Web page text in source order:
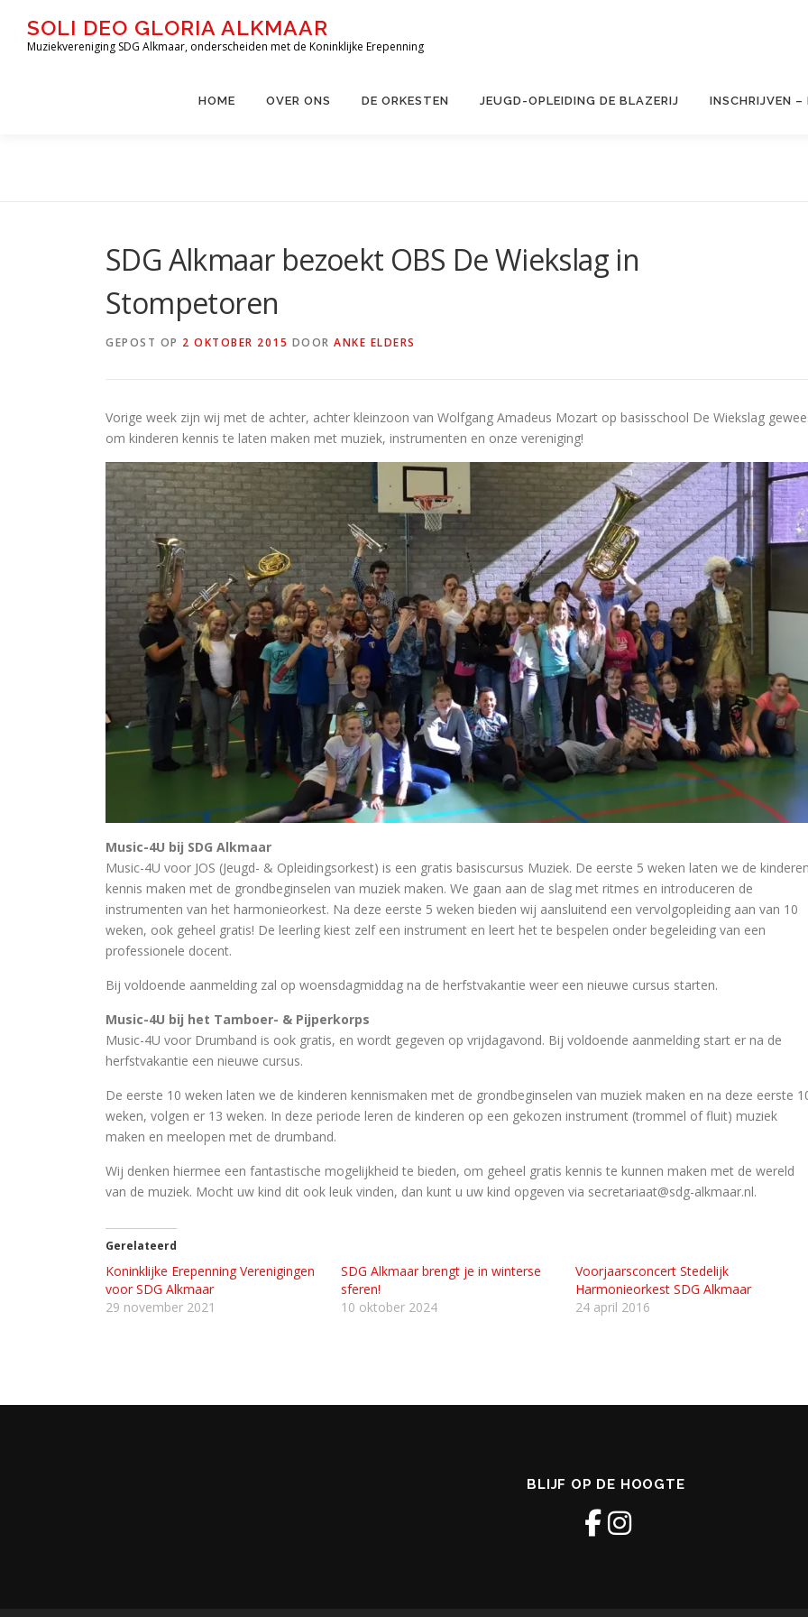
SOLI DEO GLORIA ALKMAAR
Muziekvereniging SDG Alkmaar, onderscheiden met de Koninklijke Erepenning
HOME OVER ONS DE ORKESTEN JEUGD-OPLEIDING DE BLAZERIJ INSCHRIJVEN –
SDG Alkmaar bezoekt OBS De Wiekslag in
Stompetoren
GEPOST OP 2 OKTOBER 2015 DOOR ANKE ELDERS
Vorige week zijn wij met de achter, achter kleinzoon van Wolfgang Amadeus Mozart op basisschool De Wiekslag
om kinderen kennis te laten maken met muziek, instrumenten en onze vereniging!
Music-4U bij SDG Alkmaar
Music-4U voor JOS (Jeugd- & Opleidingsorkest) is een gratis basiscursus Muziek. De eerste 5 weken laten we de
kennis maken met de grondbeginselen van muziek maken. We gaan aan de slag met ritmes en introduceren de
instrumenten van het harmonieorkest. Na deze eerste 5 weken bieden wij aansluitend een vervolgopleiding aan van 10
weken, ook geheel gratis! De leerling kiest zelf een instrument en leert het te bespelen onder begeleiding van een
professionele docent.
Bij voldoende aanmelding zal op woensdagmiddag na de herfstvakantie weer een nieuwe cursus starten.
Music-4U bij het Tamboer- & Pijperkorps
Music-4U voor Drumband is ook gratis, en wordt gegeven op vrijdagavond. Bij voldoende aanmelding start er na de
herfstvakantie een nieuwe cursus.
De eerste 10 weken laten we de kinderen kennismaken met de grondbeginselen van muziek maken en na deze eerste
weken, volgen er 13 weken. In deze periode leren de kinderen op een gekozen instrument (trommel of fluit) muziek
maken en meelopen met de drumband.
Wij denken hiermee een fantastische mogelijkheid te bieden, om geheel gratis kennis te kunnen maken met de wereld
van de muziek. Mocht uw kind dit ook leuk vinden, dan kunt u uw kind opgeven via secretariaat@sdg-alkmaar.nl.
Gerelateerd
Koninklijke Erepenning Verenigingen
voor SDG Alkmaar
29 november 2021
SDG Alkmaar brengt je in winterse
sferen!
10 oktober 2024
Voorjaarsconcert Stedelijk
Harmonieorkest SDG Alkmaar
24 april 2016
BLIJF OP DE HOOGTE